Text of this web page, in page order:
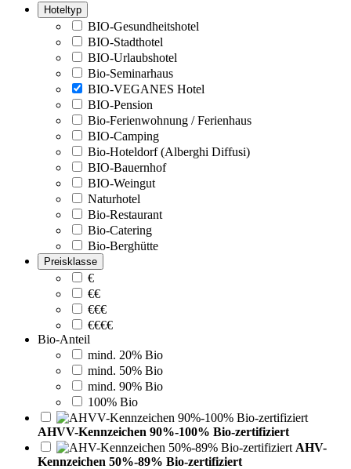
Hoteltyp
BIO-Gesundheitshotel
BIO-Stadthotel
BIO-Urlaubshotel
Bio-Seminarhaus
BIO-VEGANES Hotel
BIO-Pension
Bio-Ferienwohnung / Ferienhaus
BIO-Camping
Bio-Hoteldorf (Alberghi Diffusi)
BIO-Bauernhof
BIO-Weingut
Naturhotel
Bio-Restaurant
Bio-Catering
Bio-Berghütte
Preisklasse
€
€€
€€€
€€€€
Bio-Anteil
mind. 20% Bio
mind. 50% Bio
mind. 90% Bio
100% Bio
AHVV-Kennzeichen 90%-100% Bio-zertifiziert
AHV-
Kennzeichen 50%-89% Bio-zertifiziert